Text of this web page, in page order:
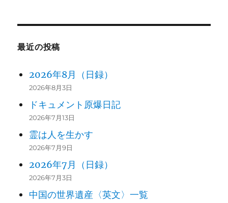
最近の投稿
2026年8月（日録）
2026年8月3日
ドキュメント原爆日記
2026年7月13日
霊は人を生かす
2026年7月9日
2026年7月（日録）
2026年7月3日
中国の世界遺産〈英文〉一覧